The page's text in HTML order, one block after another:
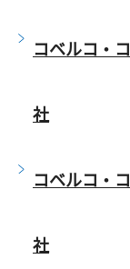
コベルコ・
社
コベルコ・
社